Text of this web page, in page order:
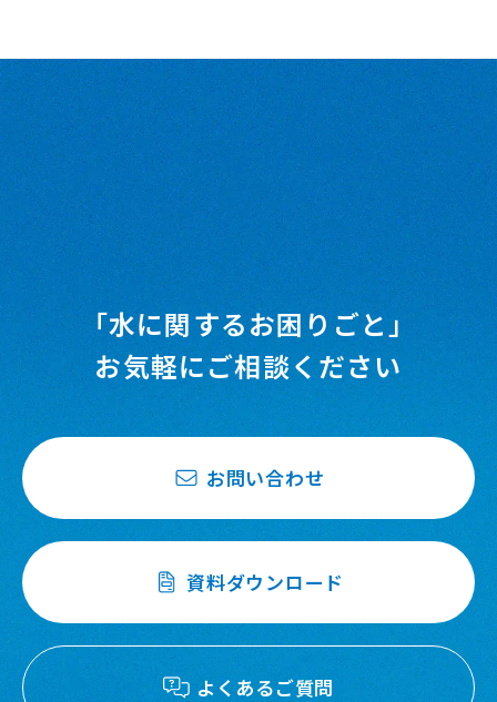
「水に関するお困りごと」
お気軽にご相談ください
お問い合わせ
資料ダウンロード
よくあるご質問